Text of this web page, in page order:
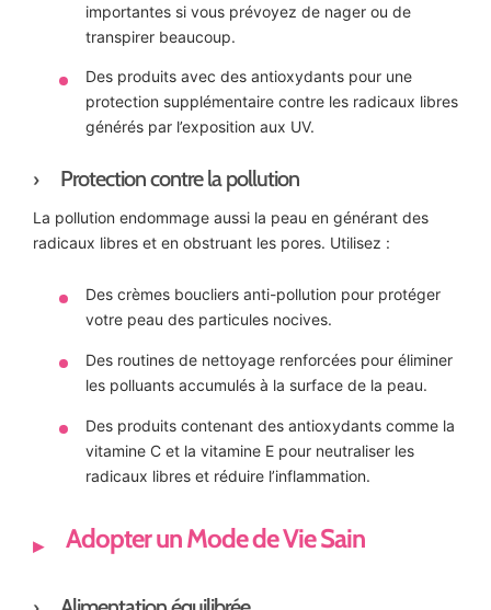
importantes si vous prévoyez de nager ou de
transpirer beaucoup.
Des produits avec des antioxydants pour une
protection supplémentaire contre les radicaux libres
générés par l’exposition aux UV.
Protection contre la pollution
La pollution endommage aussi la peau en générant des
radicaux libres et en obstruant les pores. Utilisez :
Des crèmes boucliers anti-pollution pour protéger
votre peau des particules nocives.
Des routines de nettoyage renforcées pour éliminer
les polluants accumulés à la surface de la peau.
Des produits contenant des antioxydants comme la
vitamine C et la vitamine E pour neutraliser les
radicaux libres et réduire l’inflammation.
Adopter un Mode de Vie Sain